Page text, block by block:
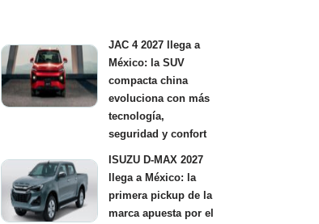
JAC 4 2027 llega a
México: la SUV
compacta china
evoluciona con más
tecnología,
seguridad y confort
ISUZU D-MAX 2027
llega a México: la
primera pickup de la
marca apuesta por el